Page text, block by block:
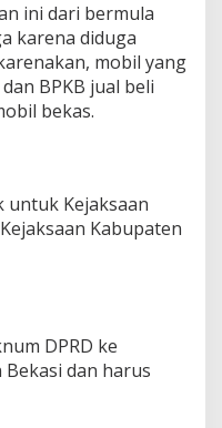
ini dari bermula
karena diduga
mobil yang
BPKB jual beli
bekas.
untuk Kejaksaan
Kabupaten
DPRD ke
dan harus